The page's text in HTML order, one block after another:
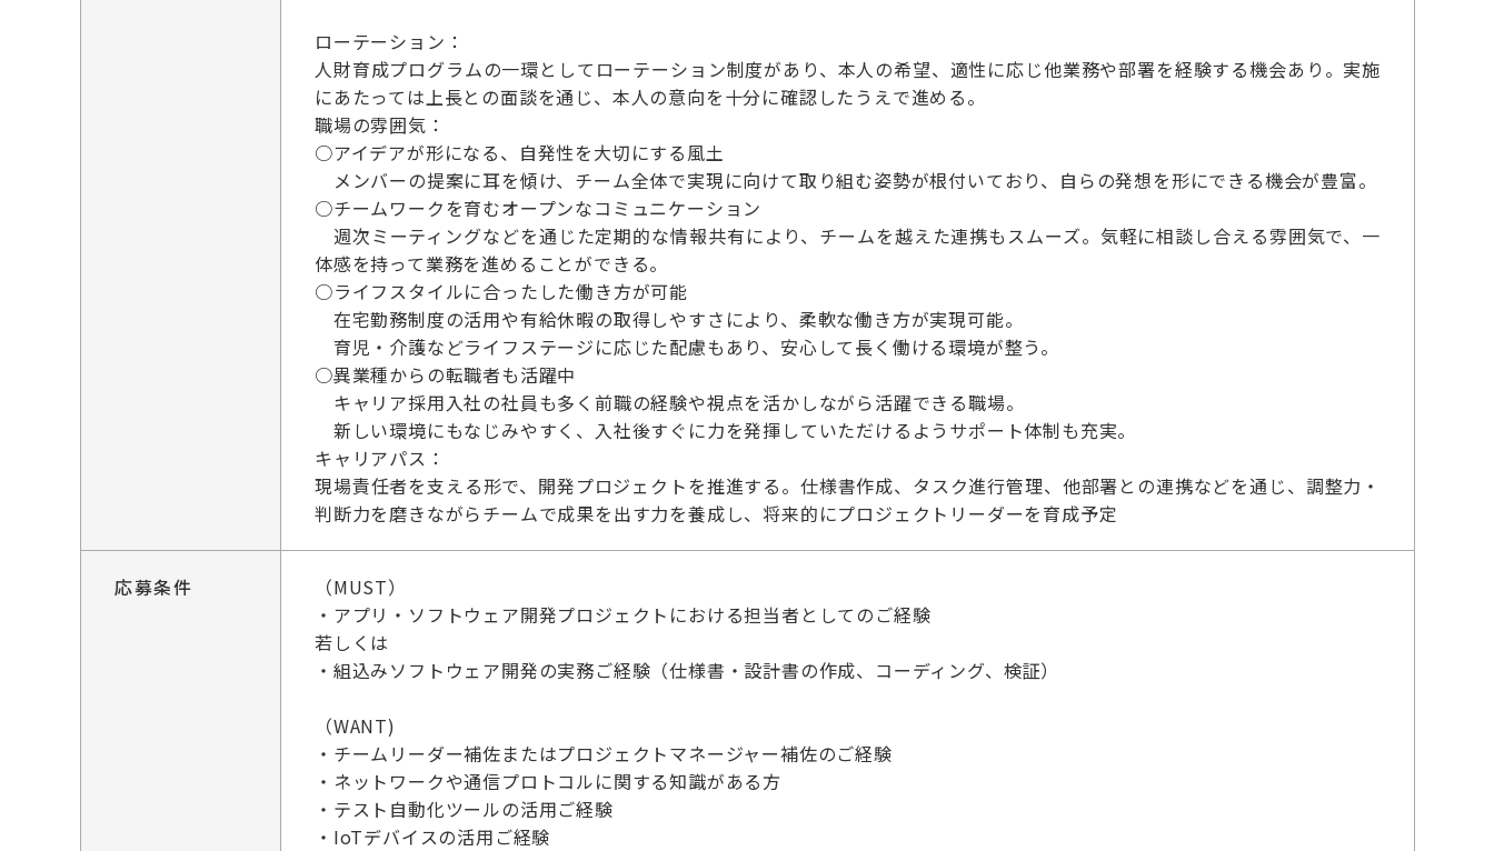
ローテーション：
人財育成プログラムの一環としてローテーション制度があり、本人の希望、適性に応じ他業務や部署を経験する機会あり。実施
にあたっては上長との面談を通じ、本人の意向を十分に確認したうえで進める。
職場の雰囲気：
○アイデアが形になる、自発性を大切にする風土
メンバーの提案に耳を傾け、チーム全体で実現に向けて取り組む姿勢が根付いており、自らの発想を形にできる機会が豊富。
○チームワークを育むオープンなコミュニケーション
週次ミーティングなどを通じた定期的な情報共有により、チームを越えた連携もスムーズ。気軽に相談し合える雰囲気で、一
体感を持って業務を進めることができる。
○ライフスタイルに合ったした働き方が可能
在宅勤務制度の活用や有給休暇の取得しやすさにより、柔軟な働き方が実現可能。
育児・介護などライフステージに応じた配慮もあり、安心して長く働ける環境が整う。
○異業種からの転職者も活躍中
キャリア採用入社の社員も多く前職の経験や視点を活かしながら活躍できる職場。
新しい環境にもなじみやすく、入社後すぐに力を発揮していただけるようサポート体制も充実。
キャリアパス：
現場責任者を支える形で、開発プロジェクトを推進する。仕様書作成、タスク進行管理、他部署との連携などを通じ、調整力・
判断力を磨きながらチームで成果を出す力を養成し、将来的にプロジェクトリーダーを育成予定
応募条件
（MUST）
・アプリ・ソフトウェア開発プロジェクトにおける担当者としてのご経験
若しくは
・組込みソフトウェア開発の実務ご経験（仕様書・設計書の作成、コーディング、検証）
（WANT)
・チームリーダー補佐またはプロジェクトマネージャー補佐のご経験
・ネットワークや通信プロトコルに関する知識がある方
・テスト自動化ツールの活用ご経験
・IoTデバイスの活用ご経験